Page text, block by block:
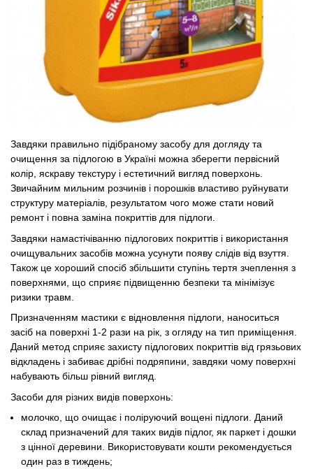
Завдяки правильно підібраному засобу для догляду та
очищення за підлогою в Україні можна зберегти первісний
колір, яскраву текстуру і естетичний вигляд поверхонь.
Звичайним мильним розчинів і порошків властиво руйнувати
структуру матеріалів, результатом чого може стати новий
ремонт і повна заміна покриттів для підлоги.
Завдяки намастічіванню підлогових покриттів і використання
очищувальних засобів можна усунути появу слідів від взуття.
Також це хороший спосіб збільшити ступінь тертя зчеплення з
поверхнями, що сприяє підвищенню безпеки та мінімізує
ризики травм.
Призначенням мастики є відновлення підлоги, наноситься
засіб на поверхні 1-2 рази на рік, з огляду на тип приміщення.
Даний метод сприяє захисту підлогових покриттів від грязьових
відкладень і забиває дрібні подряпини, завдяки чому поверхні
набувають більш рівний вигляд.
Засоби для різних видів поверхонь:
молочко, що очищає і поліруючий вощені підлоги. Даний
склад призначений для таких видів підлог, як паркет і дошки
з цінної деревини. Використовувати кошти рекомендується
один раз в тиждень;